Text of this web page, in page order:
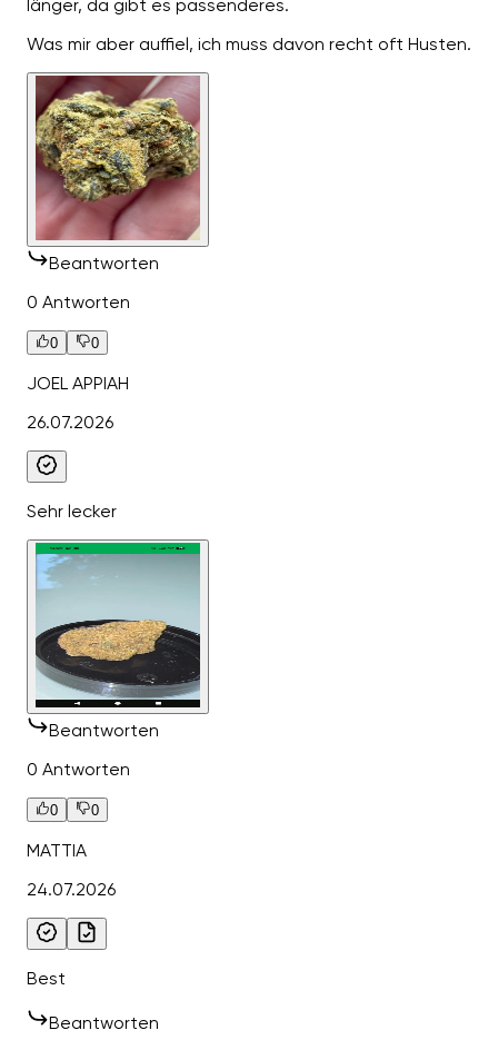
länger, da gibt es passenderes.
Was mir aber auffiel, ich muss davon recht oft Husten.
Beantworten
0 Antworten
0 0
JOEL APPIAH
26.07.2026
Sehr lecker
Beantworten
0 Antworten
0 0
MATTIA
24.07.2026
Best
Beantworten